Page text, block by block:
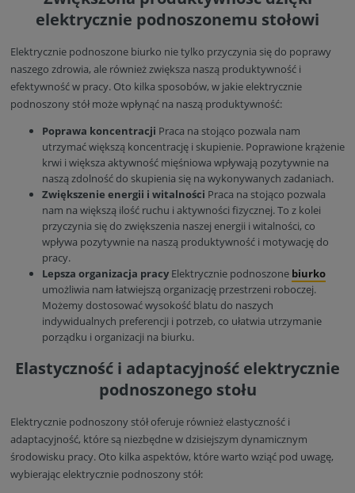
elektrycznie podnoszonemu stołowi
Elektrycznie podnoszone biurko nie tylko przyczynia się do poprawy
naszego zdrowia, ale również zwiększa naszą produktywność i
efektywność w pracy. Oto kilka sposobów, w jakie elektrycznie
podnoszony stół może wpłynąć na naszą produktywność:
Poprawa koncentracji Praca na stojąco pozwala nam
utrzymać większą koncentrację i skupienie. Poprawione krążenie
krwi i większa aktywność mięśniowa wpływają pozytywnie na
naszą zdolność do skupienia się na wykonywanych zadaniach.
Zwiększenie energii i witalności Praca na stojąco pozwala
nam na większą ilość ruchu i aktywności fizycznej. To z kolei
przyczynia się do zwiększenia naszej energii i witalności, co
wpływa pozytywnie na naszą produktywność i motywację do
pracy.
Lepsza organizacja pracy Elektrycznie podnoszone biurko
umożliwia nam łatwiejszą organizację przestrzeni roboczej.
Możemy dostosować wysokość blatu do naszych
indywidualnych preferencji i potrzeb, co ułatwia utrzymanie
porządku i organizacji na biurku.
Elastyczność i adaptacyjność elektrycznie
podnoszonego stołu
Elektrycznie podnoszony stół oferuje również elastyczność i
adaptacyjność, które są niezbędne w dzisiejszym dynamicznym
środowisku pracy. Oto kilka aspektów, które warto wziąć pod uwagę,
wybierając elektrycznie podnoszony stół: